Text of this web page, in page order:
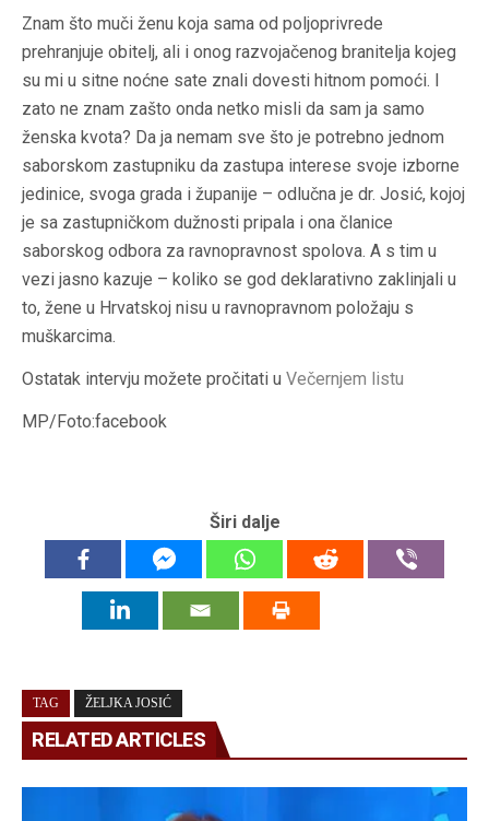
Znam što muči ženu koja sama od poljoprivrede
prehranjuje obitelj, ali i onog razvojačenog branitelja kojeg
su mi u sitne noćne sate znali dovesti hitnom pomoći. I
zato ne znam zašto onda netko misli da sam ja samo
ženska kvota? Da ja nemam sve što je potrebno jednom
saborskom zastupniku da zastupa interese svoje izborne
jedinice, svoga grada i županije – odlučna je dr. Josić, kojoj
je sa zastupničkom dužnosti pripala i ona članice
saborskog odbora za ravnopravnost spolova. A s tim u
vezi jasno kazuje – koliko se god deklarativno zaklinjali u
to, žene u Hrvatskoj nisu u ravnopravnom položaju s
muškarcima.
Ostatak intervju možete pročitati u Večernjem listu
MP/Foto:facebook
Širi dalje
TAG ŽELJKA JOSIĆ
RELATED ARTICLES